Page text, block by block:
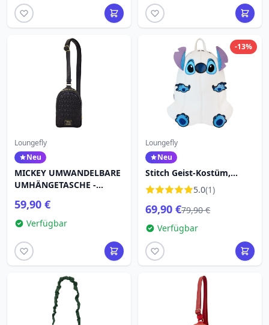
Loungefly
Neu
MICKEY UMWANDELBARE
UMHÄNGETASCHE -
59,90 €
Verfügbar
-13%
Loungefly
Neu
Stitch Geist-Kostüm,
leuchtender Mini-
Rucksack - DISNEY
LOUNGEFLY
5.0(1)
69,90 €79,90 €
Verfügbar